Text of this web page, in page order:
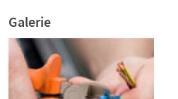
Galerie